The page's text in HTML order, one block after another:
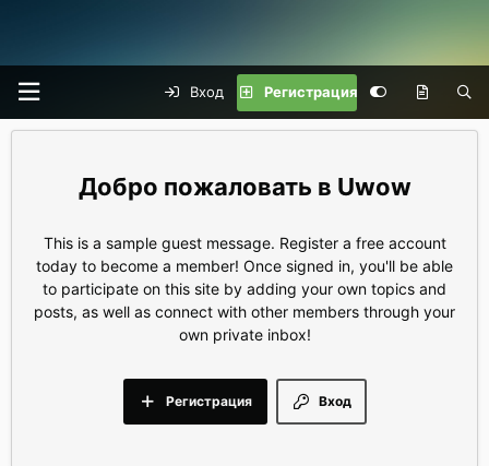
Вход Регистрация
Uwow
This is a sample guest message. Register a free account
today to become a member! Once signed in, you'll be able
to participate on this site by adding your own topics and
posts, as well as connect with other members through your
own private inbox!
Вход
Регистрация